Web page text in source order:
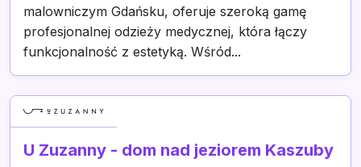
malowniczym Gdańsku, oferuje szeroką gamę
profesjonalnej odzieży medycznej, która łączy
funkcjonalność z estetyką. Wśród...
U Zuzanny - dom nad jeziorem Kaszuby